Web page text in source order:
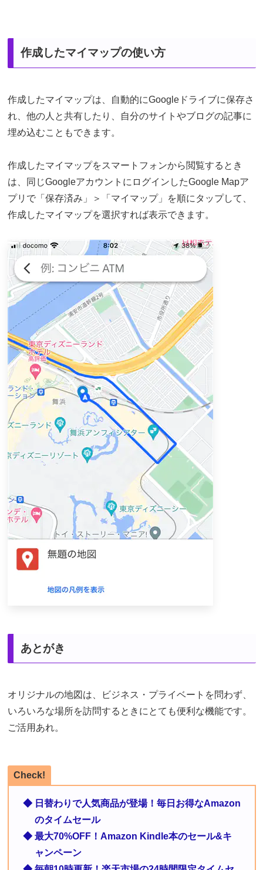
作成したマイマップの使い方
作成したマイマップは、自動的にGoogleドライブに保存さ
れ、他の人と共有したり、自分のサイトやブログの記事に
埋め込むこともできます。
作成したマイマップをスマートフォンから閲覧するとき
は、同じGoogleアカウントにログインしたGoogle Mapア
プリで「保存済み」＞「マイマップ」を順にタップして、
作成したマイマップを選択すれば表示できます。
あとがき
オリジナルの地図は、ビジネス・プライベートを問わず、
いろいろな場所を訪問するときにとても便利な機能です。
ご活用あれ。
Check!
◆ 日替わりで人気商品が登場！毎日お得なAmazon
のタイムセール
◆ 最大70%OFF！Amazon Kindle本のセール&キ
ャンペーン